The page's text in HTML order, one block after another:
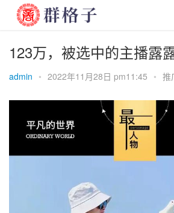
123万，被选中的主播露
admin • 2022年11月28日 pm11:45 • 推